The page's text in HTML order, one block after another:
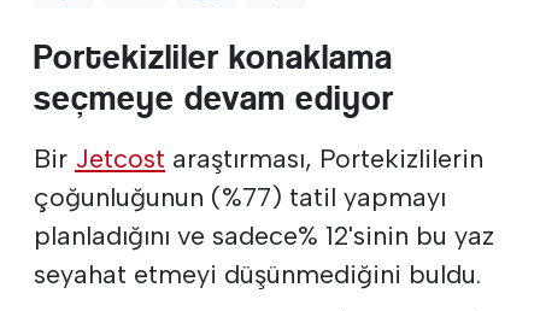
Portekizliler konaklama
seçmeye devam ediyor
Bir Jetcost araştırması, Portekizlilerin
çoğunluğunun (%77) tatil yapmayı
planladığını ve sadece% 12'sinin bu yaz
seyahat etmeyi düşünmediğini buldu.